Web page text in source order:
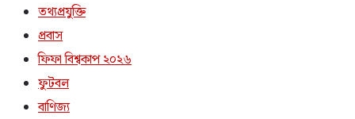
তথ্যপ্রযুক্তি
প্রবাস
ফিফা বিশ্বকাপ ২০২৬
ফুটবল
বাণিজ্য